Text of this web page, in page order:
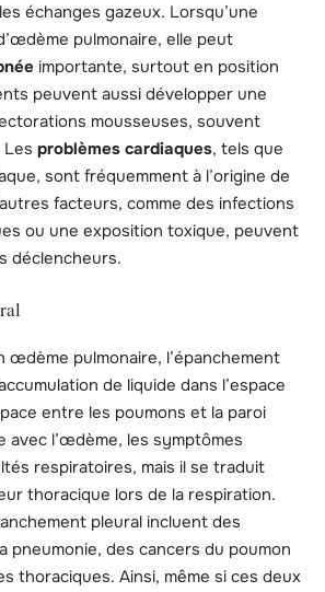
échanges gazeux. Lorsqu’une
pulmonaire, elle peut
importante, surtout en position
peuvent aussi développer une
mousseuses, souvent
problèmes cardiaques, tels que
sont fréquemment à l’origine de
facteurs, comme des infections
ou une exposition toxique, peuvent
déclencheurs.
œdème pulmonaire, l’épanchement
de liquide dans l’espace
entre les poumons et la paroi
avec l’œdème, les symptômes
respiratoires, mais il se traduit
thoracique lors de la respiration.
pleural incluent des
pneumonie, des cancers du poumon
thoraciques. Ainsi, même si ces deux